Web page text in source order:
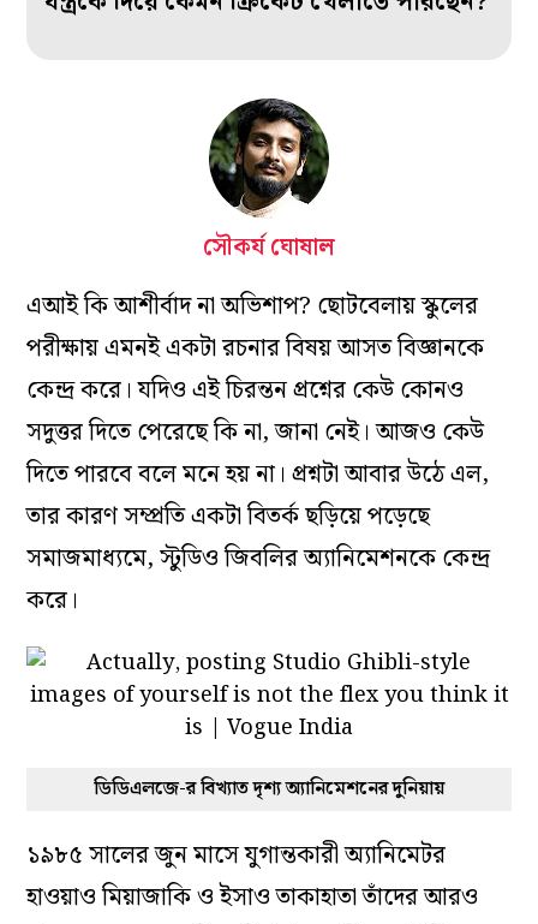
সৌকর্য ঘোষাল
এআই কি আশীর্বাদ না অভিশাপ? ছোটবেলায় স্কুলের
পরীক্ষায় এমনই একটা রচনার বিষয় আসত বিজ্ঞানকে
কেন্দ্র করে। যদিও এই চিরন্তন প্রশ্নের কেউ কোনও
সদুত্তর দিতে পেরেছে কি না, জানা নেই। আজও কেউ
দিতে পারবে বলে মনে হয় না। প্রশ্নটা আবার উঠে এল,
তার কারণ সম্প্রতি একটা বিতর্ক ছড়িয়ে পড়েছে
সমাজমাধ্যমে, স্টুডিও জিবলির অ্যানিমেশনকে কেন্দ্র
করে।
ডিডিএলজে-র বিখ্যাত দৃশ্য অ্যানিমেশনের দুনিয়ায়
১৯৮৫ সালের জুন মাসে যুগান্তকারী অ্যানিমেটর
হাওয়াও মিয়াজাকি ও ইসাও তাকাহাতা তাঁদের আরও